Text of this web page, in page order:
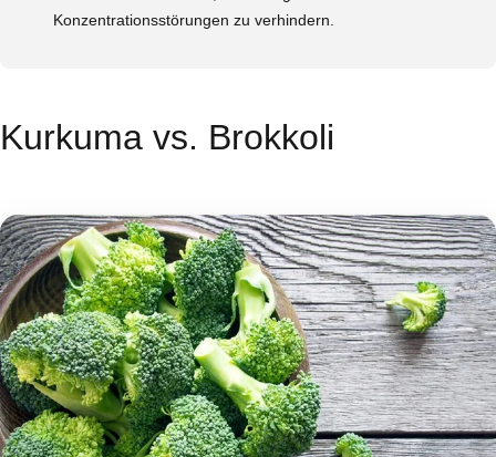
Konzentrationsstörungen zu verhindern.
Kurkuma vs. Brokkoli